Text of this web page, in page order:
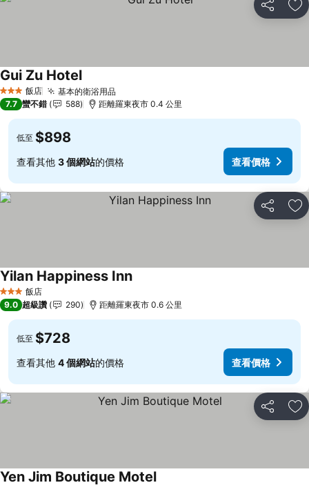
分享 加
3 星級 飯店 基本的衛浴用品
Gui Zu Hotel
7.7 蠻不錯 588 距離羅東夜市 0.4 公里
低至 $898
查看其他 3 個網站的價格 查看價格
分享 加
3 星級 飯店
Yilan Happiness Inn
9.0 超級讚 290 距離羅東夜市 0.6 公里
低至 $728
查看其他 4 個網站的價格 查看價格
分享 加
Yen Jim Boutique Motel